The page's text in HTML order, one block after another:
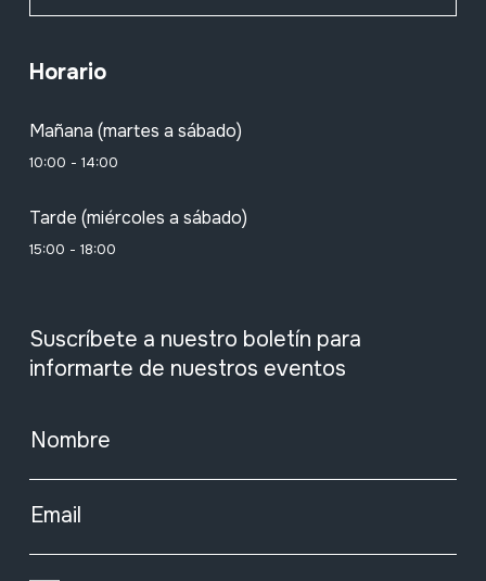
Horario
Mañana (martes a sábado)
10:00 - 14:00
Tarde (miércoles a sábado)
15:00 - 18:00
Suscríbete a nuestro boletín para
informarte de nuestros eventos
Nombre
Email